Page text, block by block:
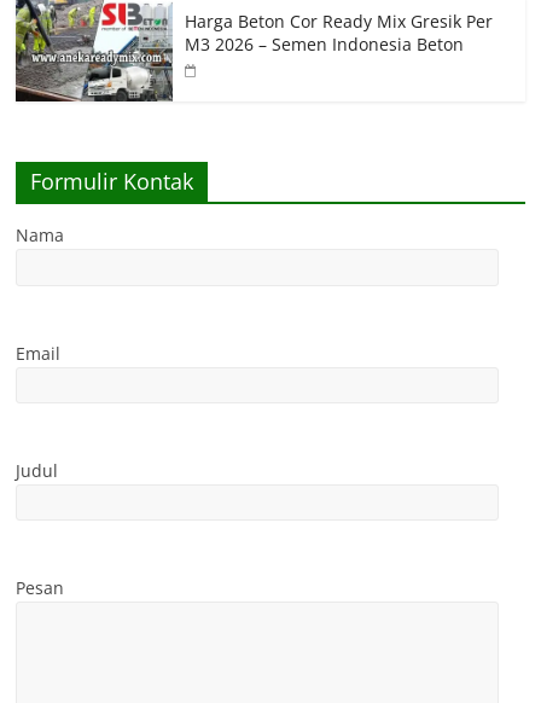
Harga Beton Cor Ready Mix Gresik Per
M3 2026 – Semen Indonesia Beton
Formulir Kontak
Nama
Email
Judul
Pesan